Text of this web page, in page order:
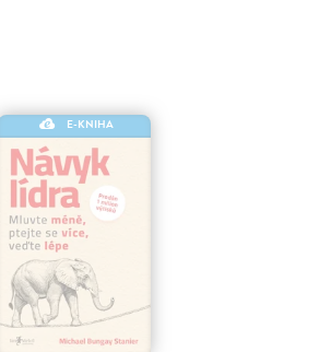
E-KNIHA